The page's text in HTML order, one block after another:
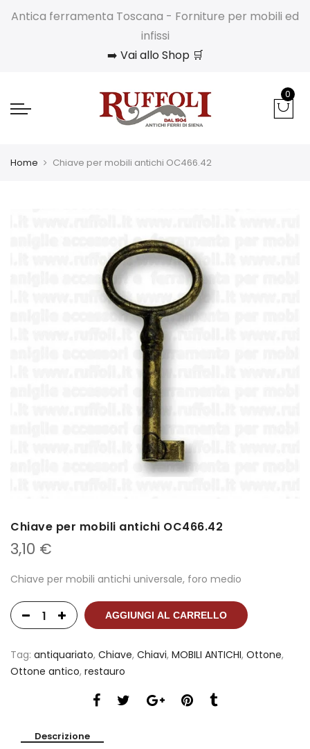
Antica ferramenta Toscana - Forniture per mobili ed
infissi
➡️ Vai allo Shop 🛒
0
Home Chiave per mobili antichi OC466.42
Chiave per mobili antichi OC466.42
3,10 €
Chiave per mobili antichi universale, foro medio
AGGIUNGI AL CARRELLO
Tag: antiquariato, Chiave, Chiavi, MOBILI ANTICHI, Ottone,
Ottone antico, restauro
Descrizione